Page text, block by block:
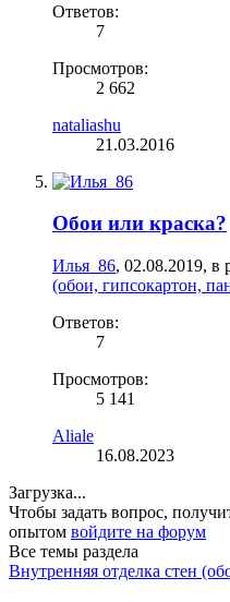
Ответов:
7
Просмотров:
2 662
nataliashu
21.03.2016
Обои или краска?
Илья_86, 02.08.2019, в
(обои, гипсокартон,
Ответов:
7
Просмотров:
5 141
Aliale
16.08.2023
Загрузка...
Чтобы задать вопрос,
опытом войдите на форум
Все темы раздела
Внутренняя отделка стен